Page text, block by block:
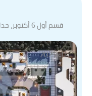
قسم أول 6 أكتوبر، حدائق أكتوبر، محافظة الجيزة 3284051
بناء 2025